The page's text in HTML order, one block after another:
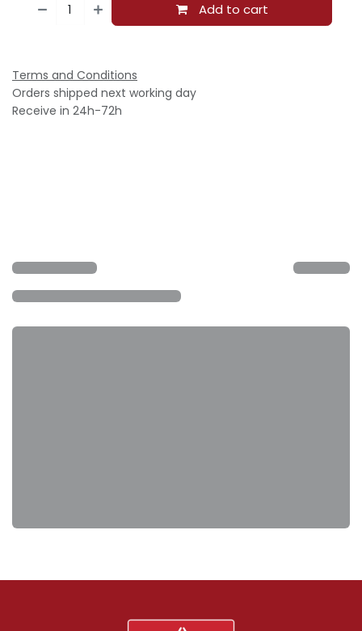
Add to cart
Terms and Conditions
Orders shipped next working day
Receive in 24h-72h